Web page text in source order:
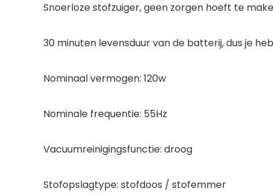
Snoerloze stofzuiger, geen zorgen hoeft te
30 minuten levensduur van de batterij, dus je
Nominaal vermogen: 120w
Nominale frequentie: 55Hz
Vacuumreinigingsfunctie: droog
Stofopslagtype: stofdoos / stofemmer